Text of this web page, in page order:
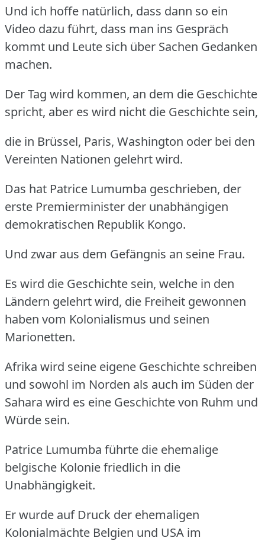
Und ich hoffe natürlich, dass dann so ein
Video dazu führt, dass man ins Gespräch
kommt und Leute sich über Sachen Gedanken
machen.
Der Tag wird kommen, an dem die Geschichte
spricht, aber es wird nicht die Geschichte sein,
die in Brüssel, Paris, Washington oder bei den
Vereinten Nationen gelehrt wird.
Das hat Patrice Lumumba geschrieben, der
erste Premierminister der unabhängigen
demokratischen Republik Kongo.
Und zwar aus dem Gefängnis an seine Frau.
Es wird die Geschichte sein, welche in den
Ländern gelehrt wird, die Freiheit gewonnen
haben vom Kolonialismus und seinen
Marionetten.
Afrika wird seine eigene Geschichte schreiben
und sowohl im Norden als auch im Süden der
Sahara wird es eine Geschichte von Ruhm und
Würde sein.
Patrice Lumumba führte die ehemalige
belgische Kolonie friedlich in die
Unabhängigkeit.
Er wurde auf Druck der ehemaligen
Kolonialmächte Belgien und USA im